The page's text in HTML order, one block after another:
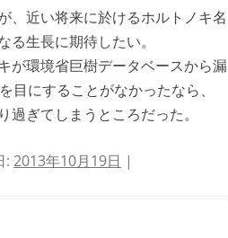
、近い将来に於けるホルトノキ名
生長に期待したい。
が環境省巨樹データベースから漏
目にすることがなかったなら、
ぎてしまうところだった。
: 2013年10月19日 |